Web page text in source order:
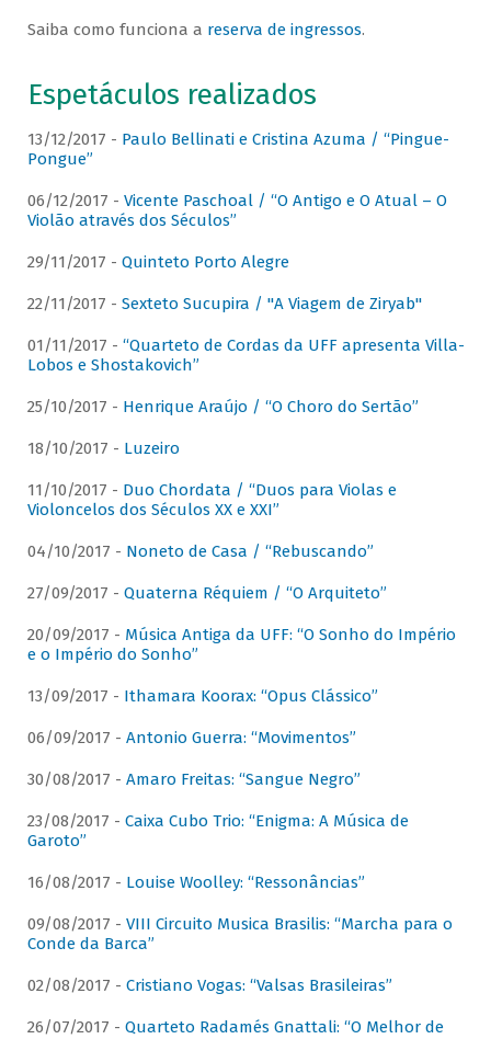
Saiba como funciona a reserva de ingressos.
Espetáculos realizados
13/12/2017 - Paulo Bellinati e Cristina Azuma / “Pingue-
Pongue”
06/12/2017 - Vicente Paschoal / “O Antigo e O Atual – O
Violão através dos Séculos”
29/11/2017 - Quinteto Porto Alegre
22/11/2017 - Sexteto Sucupira / "A Viagem de Ziryab"
01/11/2017 - “Quarteto de Cordas da UFF apresenta Villa-
Lobos e Shostakovich”
25/10/2017 - Henrique Araújo / “O Choro do Sertão”
18/10/2017 - Luzeiro
11/10/2017 - Duo Chordata / “Duos para Violas e
Violoncelos dos Séculos XX e XXI”
04/10/2017 - Noneto de Casa / “Rebuscando”
27/09/2017 - Quaterna Réquiem / “O Arquiteto”
20/09/2017 - Música Antiga da UFF: “O Sonho do Império
e o Império do Sonho”
13/09/2017 - Ithamara Koorax: “Opus Clássico”
06/09/2017 - Antonio Guerra: “Movimentos”
30/08/2017 - Amaro Freitas: “Sangue Negro”
23/08/2017 - Caixa Cubo Trio: “Enigma: A Música de
Garoto”
16/08/2017 - Louise Woolley: “Ressonâncias”
09/08/2017 - VIII Circuito Musica Brasilis: “Marcha para o
Conde da Barca”
02/08/2017 - Cristiano Vogas: “Valsas Brasileiras”
26/07/2017 - Quarteto Radamés Gnattali: “O Melhor de